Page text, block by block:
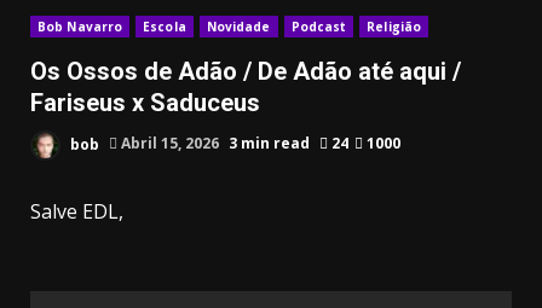
Bob Navarro Escola Novidade Podcast Religião
Os Ossos de Adão / De Adão até aqui /
Fariseus x Saduceus
bob Abril 15, 2026 3 min read 24 1000
Salve EDL,